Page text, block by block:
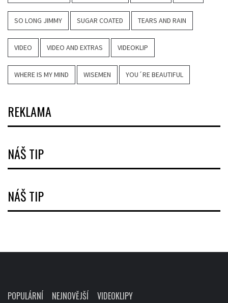
SO LONG JIMMY SUGAR COATED TEARS AND RAIN
VIDEO VIDEO AND EXTRAS VIDEOKLIP
WHERE IS MY MIND WISEMEN YOU´RE BEAUTIFUL
REKLAMA
NÁŠ TIP
NÁŠ TIP
POPULÁRNÍ NEJNOVĚJŠÍ VIDEOKLIPY